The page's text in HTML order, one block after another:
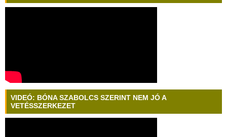
VIDEÓ: BÓNA SZABOLCS SZERINT NEM JÓ A
VETÉSSZERKEZET